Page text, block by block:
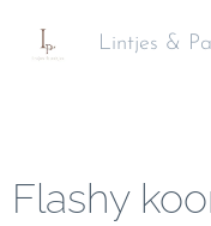
Lintjes &
Flashy